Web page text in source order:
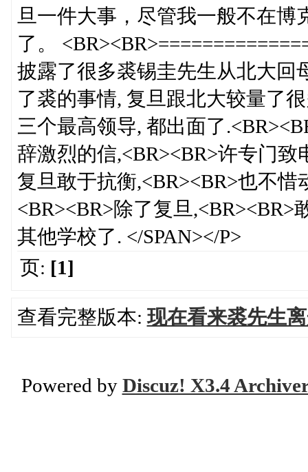
旦一件大事，尽管我一般不在博
了。
披露了很多裘锡圭先生从北大回
了裘的事情, 复旦跟北大较量了
三个最高领导, 都出面了
辞激烈的信,<BR><BR>许专门
复旦敢于抗衡,<BR><BR>也不
<BR><BR>除了复旦
其他学校了. </SPAN></P>
页: [1]
查看完整版本:现在看来裘先生
Powered by Discuz! X3.4